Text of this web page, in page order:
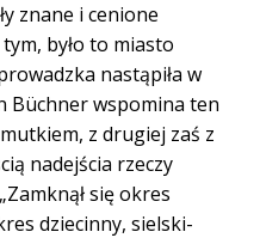
znane i cenione
było to miasto
nastąpiła w
Büchner wspomina ten
z drugiej zaś z
nadejścia rzeczy
się okres
dziecinny, sielski-